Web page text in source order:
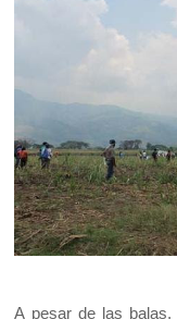
A pesar de las